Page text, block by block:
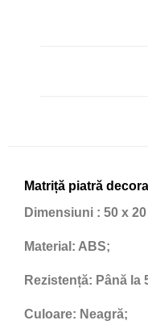
Matriță piatră
Dimensiuni : 50 x
Material: ABS;
Rezistență: Până la
Culoare: Neagră;